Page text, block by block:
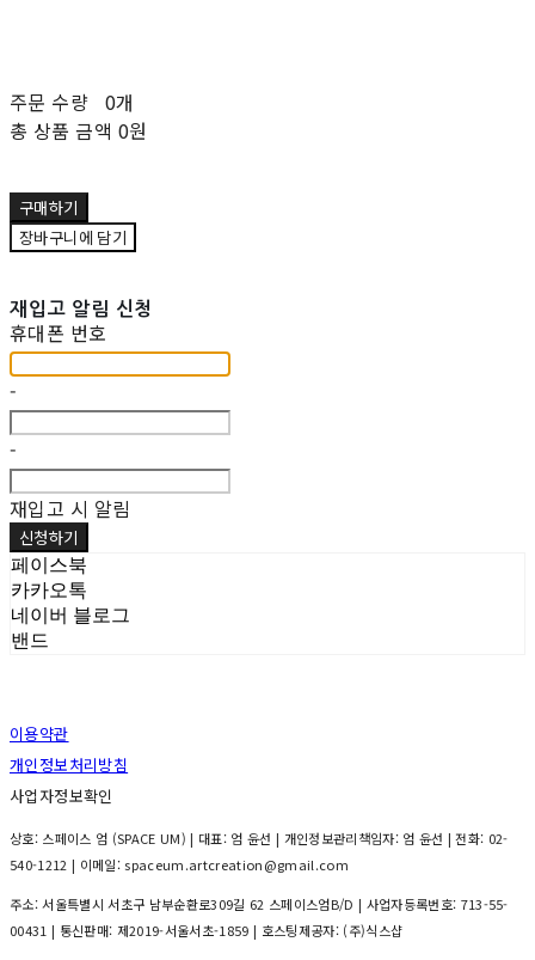
주문 수량 0개
총 상품 금액 0원
구매하기
장바구니에 담기
재입고 알림 신청
휴대폰 번호
-
-
재입고 시 알림
신청하기
페이스북
카카오톡
네이버 블로그
밴드
이용약관
개인정보처리방침
사업자정보확인
상호: 스페이스 엄 (SPACE UM) | 대표: 엄 윤선 | 개인정보관리책임자: 엄 윤선 | 전화: 02-
540-1212 | 이메일: spaceum.artcreation@gmail.com
주소: 서울특별시 서초구 남부순환로309길 62 스페이스엄B/D | 사업자등록번호: 713-55-
00431 | 통신판매: 제2019-서울서초-1859 | 호스팅제공자: (주)식스샵